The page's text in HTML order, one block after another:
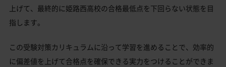
上げて、最終的に姫路西高校の合格最低点を下回らない状態を目
指します。
この受験対策カリキュラムに沿って学習を進めることで、効率的
に偏差値を上げて合格点を確保できる実力をつけることができま